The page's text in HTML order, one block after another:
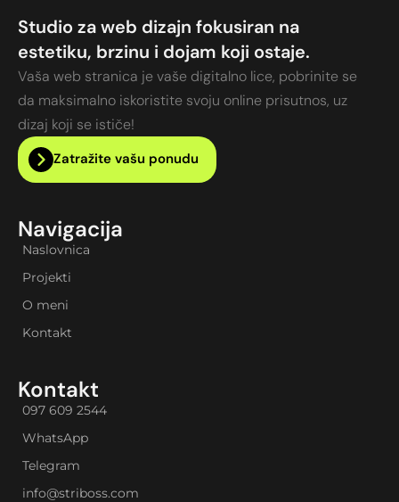
Studio za web dizajn fokusiran na
estetiku, brzinu i dojam koji ostaje.
Vaša web stranica je vaše digitalno lice, pobrinite se
da maksimalno iskoristite svoju online prisutnos, uz
dizaj koji se ističe!
Zatražite vašu ponudu
Navigacija
Naslovnica
Projekti
O meni
Kontakt
Kontakt
097 609 2544
WhatsApp
Telegram
info@striboss.com